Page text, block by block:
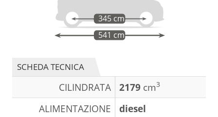
541 cm
345 cm
SCHEDA TECNICA
CILINDRATA 2179 cm3
ALIMENTAZIONE
diesel